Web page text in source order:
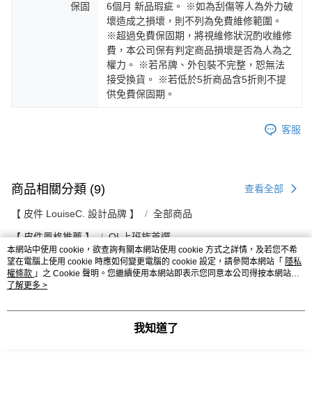
保固
6個月 新品瑕疵。 ※如為刮傷等人為外力破
壞造成之損壞，則不列為免費維修範圍。
※超過免費保固期，將視維修狀況酌收維修
費，本公司保有判定商品損壞是否為人為之
權力。 ※若吊牌、外包裝不完整，恕無法
接受換貨。 ※若低於5折商品含5折則不提
供免費保固期。
客服
商品相關分類 (9) 查看全部
【 皮件 LouiseC. 設計品牌 】 全部商品
【 皮件風格推薦 】 OL上班族首選
本分類熱銷全站排行
本網站中使用 cookie，欲查詢有關本網站使用 cookie 方式之詳情，及若您不希
望在電腦上使用 cookie 時應如何變更電腦的 cookie 設定，請參閱本網站「 隱私
權條款 」之 Cookie 聲明。您繼續使用本網站即表示您同意本公司得按本網站使
用條款之 Cookie 聲明使用 cookie。
了解更多 >
我知道了